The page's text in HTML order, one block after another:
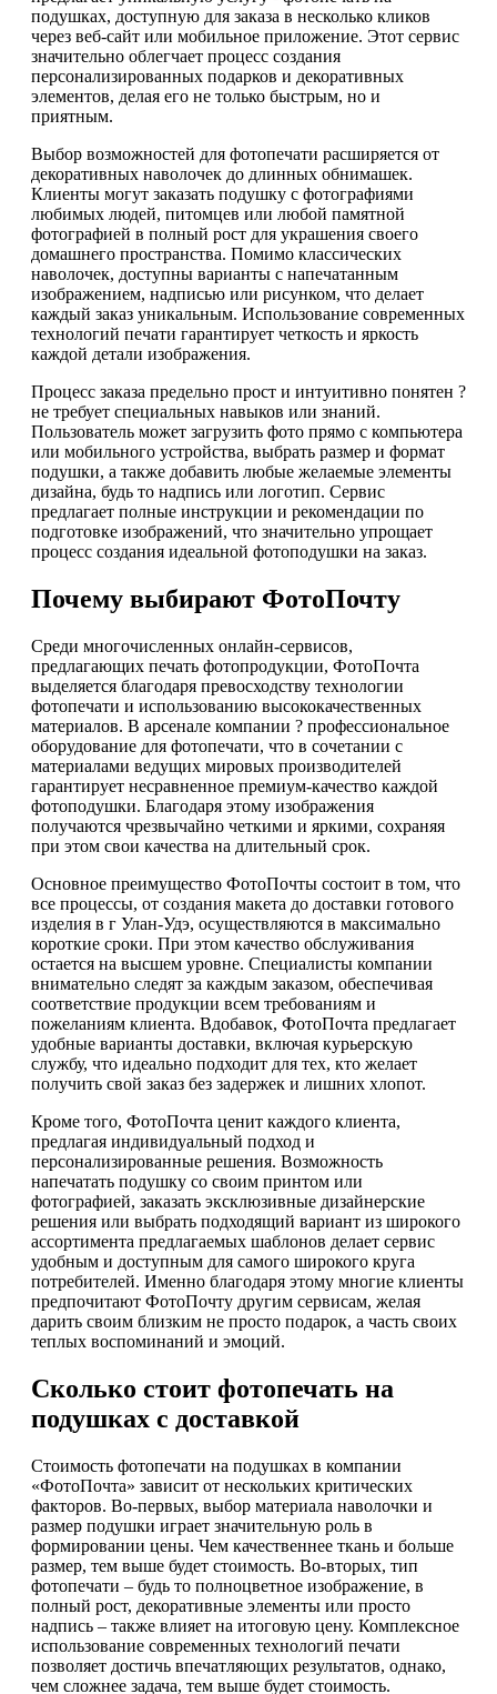
подушках, доступную для заказа в несколько кликов
через веб-сайт или мобильное приложение. Этот сервис
значительно облегчает процесс создания
персонализированных подарков и декоративных
элементов, делая его не только быстрым, но и
приятным.
Выбор возможностей для фотопечати расширяется от
декоративных наволочек до длинных обнимашек.
Клиенты могут заказать подушку с фотографиями
любимых людей, питомцев или любой памятной
фотографией в полный рост для украшения своего
домашнего пространства. Помимо классических
наволочек, доступны варианты с напечатанным
изображением, надписью или рисунком, что делает
каждый заказ уникальным. Использование современных
технологий печати гарантирует четкость и яркость
каждой детали изображения.
Процесс заказа предельно прост и интуитивно понятен ?
не требует специальных навыков или знаний.
Пользователь может загрузить фото прямо с компьютера
или мобильного устройства, выбрать размер и формат
подушки, а также добавить любые желаемые элементы
дизайна, будь то надпись или логотип. Сервис
предлагает полные инструкции и рекомендации по
подготовке изображений, что значительно упрощает
процесс создания идеальной фотоподушки на заказ.
Почему выбирают ФотоПочту
Среди многочисленных онлайн-сервисов,
предлагающих печать фотопродукции, ФотоПочта
выделяется благодаря превосходству технологии
фотопечати и использованию высококачественных
материалов. В арсенале компании ? профессиональное
оборудование для фотопечати, что в сочетании с
материалами ведущих мировых производителей
гарантирует несравненное премиум-качество каждой
фотоподушки. Благодаря этому изображения
получаются чрезвычайно четкими и яркими, сохраняя
при этом свои качества на длительный срок.
Основное преимущество ФотоПочты состоит в том, что
все процессы, от создания макета до доставки готового
изделия в г Улан-Удэ, осуществляются в максимально
короткие сроки. При этом качество обслуживания
остается на высшем уровне. Специалисты компании
внимательно следят за каждым заказом, обеспечивая
соответствие продукции всем требованиям и
пожеланиям клиента. Вдобавок, ФотоПочта предлагает
удобные варианты доставки, включая курьерскую
службу, что идеально подходит для тех, кто желает
получить свой заказ без задержек и лишних хлопот.
Кроме того, ФотоПочта ценит каждого клиента,
предлагая индивидуальный подход и
персонализированные решения. Возможность
напечатать подушку со своим принтом или
фотографией, заказать эксклюзивные дизайнерские
решения или выбрать подходящий вариант из широкого
ассортимента предлагаемых шаблонов делает сервис
удобным и доступным для самого широкого круга
потребителей. Именно благодаря этому многие клиенты
предпочитают ФотоПочту другим сервисам, желая
дарить своим близким не просто подарок, а часть своих
теплых воспоминаний и эмоций.
Сколько стоит фотопечать на
подушках с доставкой
Стоимость фотопечати на подушках в компании
«ФотоПочта» зависит от нескольких критических
факторов. Во-первых, выбор материала наволочки и
размер подушки играет значительную роль в
формировании цены. Чем качественнее ткань и больше
размер, тем выше будет стоимость. Во-вторых, тип
фотопечати – будь то полноцветное изображение, в
полный рост, декоративные элементы или просто
надпись – также влияет на итоговую цену. Комплексное
использование современных технологий печати
позволяет достичь впечатляющих результатов, однако,
чем сложнее задача, тем выше будет стоимость.